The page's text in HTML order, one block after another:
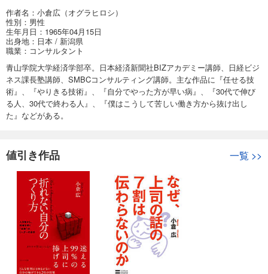
作者名：小倉広（オグラヒロシ）
性別：男性
生年月日：1965年04月15日
出身地：日本 / 新潟県
職業：コンサルタント
青山学院大学経済学部卒。日本経済新聞社BIZアカデミー講師、日経ビジ
ネス課長塾講師、SMBCコンサルティング講師。主な作品に『任せる技
術』、『やりきる技術』、『自分でやった方が早い病』、『30代で伸び
る人、30代で終わる人』、『僕はこうして苦しい働き方から抜け出し
た』などがある。
値引き作品 一覧 >>